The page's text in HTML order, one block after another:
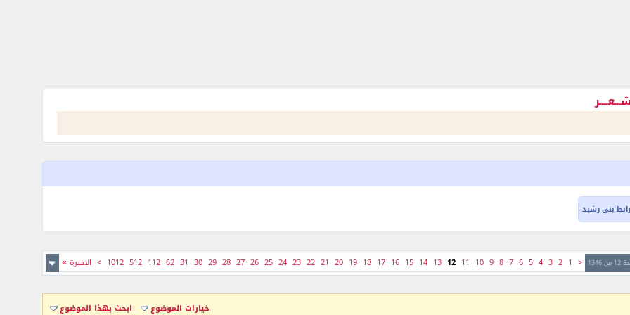
بني رشيد
1346
<
1
2
3
4
5
6
7
8
9
10
11
12
13
14
15
16
17
18
19
20
21
22
23
24
25
26
27
28
29
30
31
62
112
512
1012
> الاخيرة »
خيارات الموضوع ابحث بهذا الموضوع